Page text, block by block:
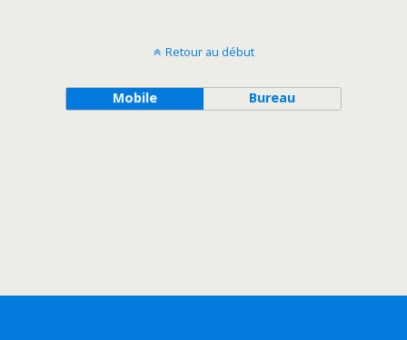
Retour au début
Mobile Bureau